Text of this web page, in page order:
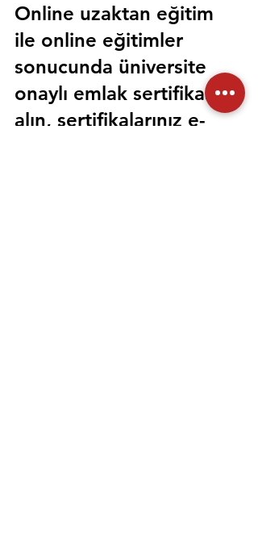
Online uzaktan eğitim
ile online eğitimler
sonucunda üniversite
onaylı emlak sertifikası
alın, sertifikalarınız e-